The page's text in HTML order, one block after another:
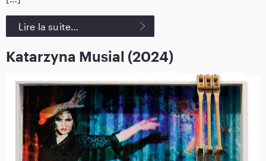
Lire la suite…
Katarzyna Musial (2024)